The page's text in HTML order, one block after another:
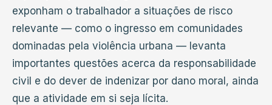
exponham o trabalhador a situações de risco
relevante — como o ingresso em comunidades
dominadas pela violência urbana — levanta
importantes questões acerca da responsabilidade
civil e do dever de indenizar por dano moral, ainda
que a atividade em si seja lícita.